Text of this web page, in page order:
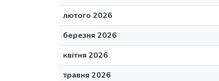
лютого 2026
березня 2026
квітня 2026
травня 2026